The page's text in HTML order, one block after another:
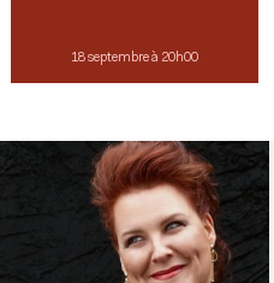
18 septembre à 20h00